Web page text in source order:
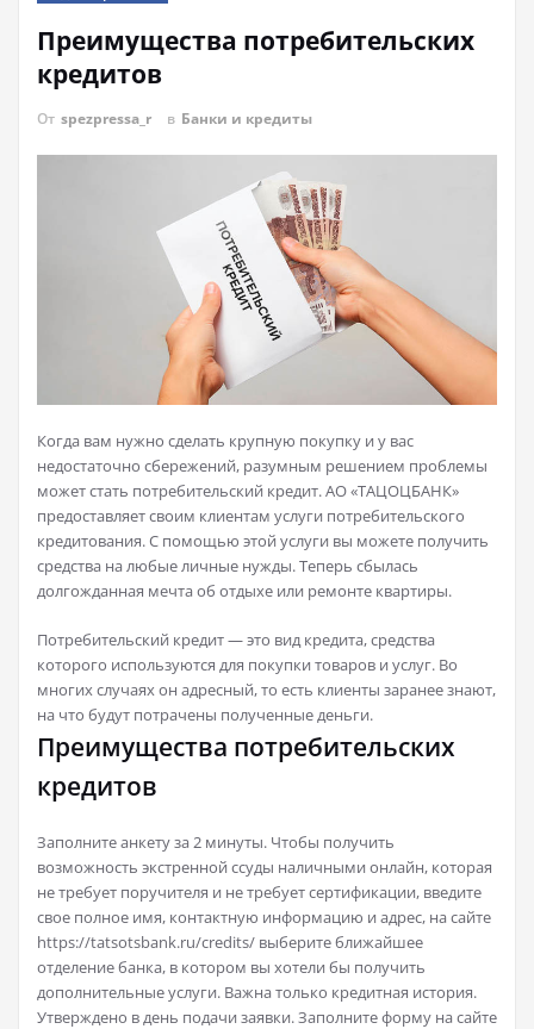
Преимущества потребительских
кредитов
От spezpressa_r в Банки и кредиты
Когда вам нужно сделать крупную покупку и у вас
недостаточно сбережений, разумным решением проблемы
может стать потребительский кредит. АО «ТАЦОЦБАНК»
предоставляет своим клиентам услуги потребительского
кредитования. С помощью этой услуги вы можете получить
средства на любые личные нужды. Теперь сбылась
долгожданная мечта об отдыхе или ремонте квартиры.
Потребительский кредит — это вид кредита, средства
которого используются для покупки товаров и услуг. Во
многих случаях он адресный, то есть клиенты заранее знают,
на что будут потрачены полученные деньги.
Преимущества потребительских
кредитов
Заполните анкету за 2 минуты. Чтобы получить
возможность экстренной ссуды наличными онлайн, которая
не требует поручителя и не требует сертификации, введите
свое полное имя, контактную информацию и адрес, на сайте
https://tatsotsbank.ru/credits/ выберите ближайшее
отделение банка, в котором вы хотели бы получить
дополнительные услуги. Важна только кредитная история.
Утверждено в день подачи заявки. Заполните форму на сайте